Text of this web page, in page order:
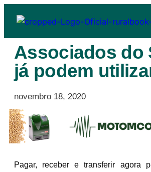
Associados do
já podem
novembro 18, 2020
Pagar, receber e transferir agora